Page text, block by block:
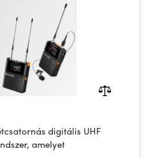
digitális UHF
amelyet